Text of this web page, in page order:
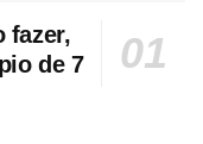
fazer,
de 7